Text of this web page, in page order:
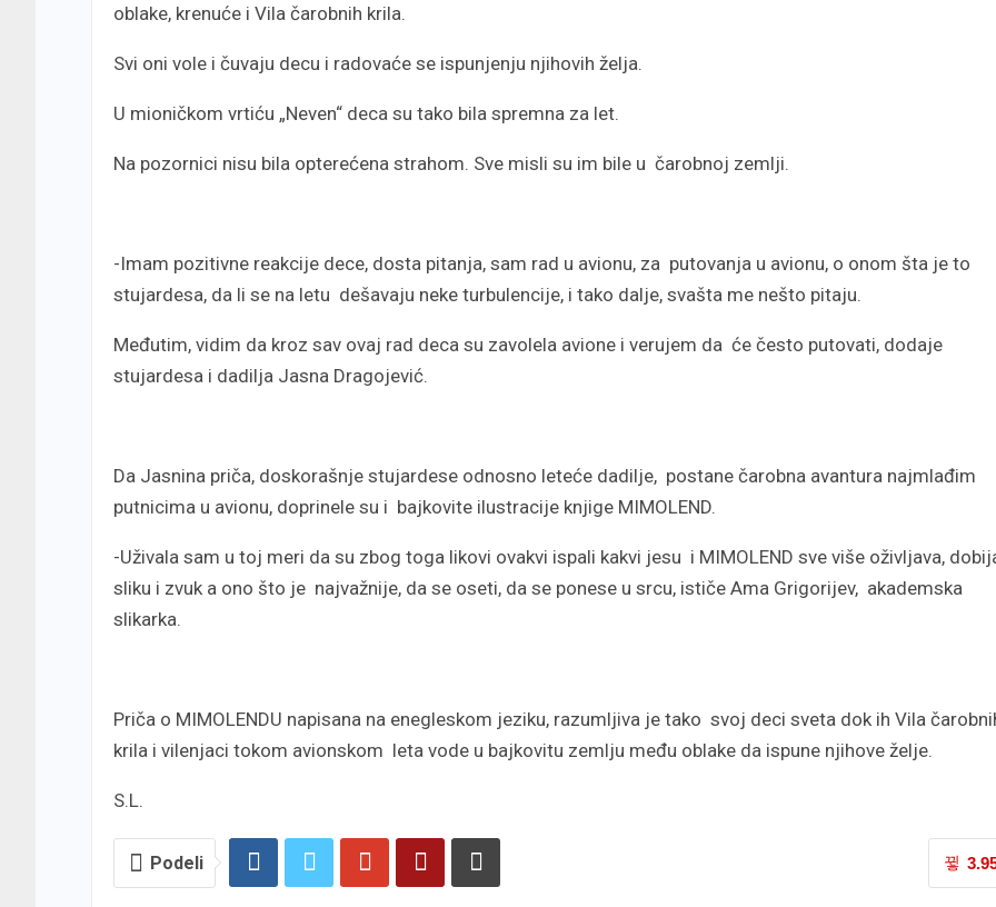
oblake, krenuće i Vila čarobnih krila.
Svi oni vole i čuvaju decu i radovaće se ispunjenju njihovih želja.
U mioničkom vrtiću „Neven“ deca su tako bila spremna za let.
Na pozornici nisu bila opterećena strahom. Sve misli su im bile u čarobnoj zemlji.
-Imam pozitivne reakcije dece, dosta pitanja, sam rad u avionu, za putovanja u avionu, o onom šta je to
stujardesa, da li se na letu dešavaju neke turbulencije, i tako dalje, svašta me nešto pitaju.
Međutim, vidim da kroz sav ovaj rad deca su zavolela avione i verujem da će često putovati, dodaje
stujardesa i dadilja Jasna Dragojević.
Da Jasnina priča, doskorašnje stujardese odnosno leteće dadilje, postane čarobna avantura najmlađim
putnicima u avionu, doprinele su i bajkovite ilustracije knjige MIMOLEND.
-Uživala sam u toj meri da su zbog toga likovi ovakvi ispali kakvi jesu i MIMOLEND sve više oživljava,
sliku i zvuk a ono što je najvažnije, da se oseti, da se ponese u srcu, ističe Ama Grigorijev, akademska
slikarka.
Priča o MIMOLENDU napisana na enegleskom jeziku, razumljiva je tako svoj deci sveta dok ih Vila
krila i vilenjaci tokom avionskom leta vode u bajkovitu zemlju među oblake da ispune njihove želje.
S.L.
Podeli